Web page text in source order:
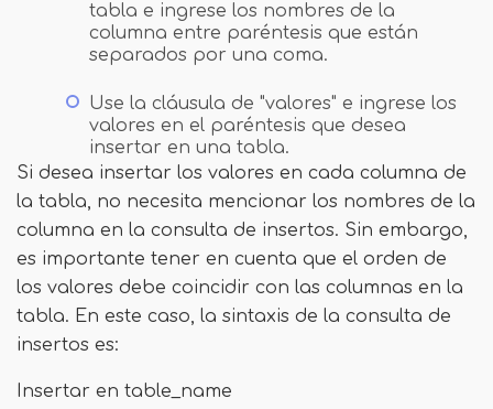
tabla e ingrese los nombres de la
columna entre paréntesis que están
separados por una coma.
Use la cláusula de "valores" e ingrese los
valores en el paréntesis que desea
insertar en una tabla.
Si desea insertar los valores en cada columna de
la tabla, no necesita mencionar los nombres de la
columna en la consulta de insertos. Sin embargo,
es importante tener en cuenta que el orden de
los valores debe coincidir con las columnas en la
tabla. En este caso, la sintaxis de la consulta de
insertos es:
Insertar en table_name